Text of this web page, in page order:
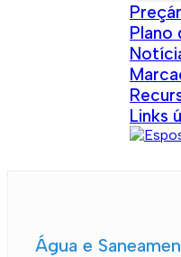
Plano
Links
Água e